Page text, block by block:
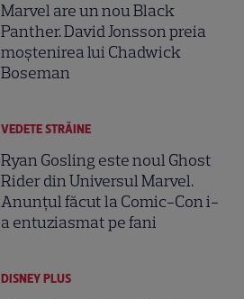
Marvel are un nou Black
Panther. David Jonsson preia
moștenirea lui Chadwick
Boseman
VEDETE STRĂINE
Ryan Gosling este noul Ghost
Rider din Universul Marvel.
Anunțul făcut la Comic-Con i-
a entuziasmat pe fani
DISNEY PLUS